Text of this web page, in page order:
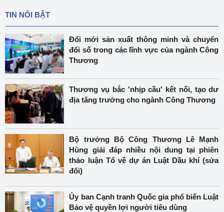
TIN NỔI BẬT
Đổi mới sản xuất thông minh và chuyển
đổi số trong các lĩnh vực của ngành Công
Thương
Thương vụ bắc 'nhịp cầu' kết nối, tạo dư
địa tăng trưởng cho ngành Công Thương
Bộ trưởng Bộ Công Thương Lê Mạnh
Hùng giải đáp nhiều nội dung tại phiên
thảo luận Tổ về dự án Luật Dầu khí (sửa
đổi)
Ủy ban Cạnh tranh Quốc gia phổ biến Luật
Bảo vệ quyền lợi người tiêu dùng